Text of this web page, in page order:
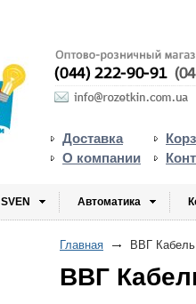
Доставка
О компании
SVEN Автоматика
Главная ВВГ Кабель
ВВГ